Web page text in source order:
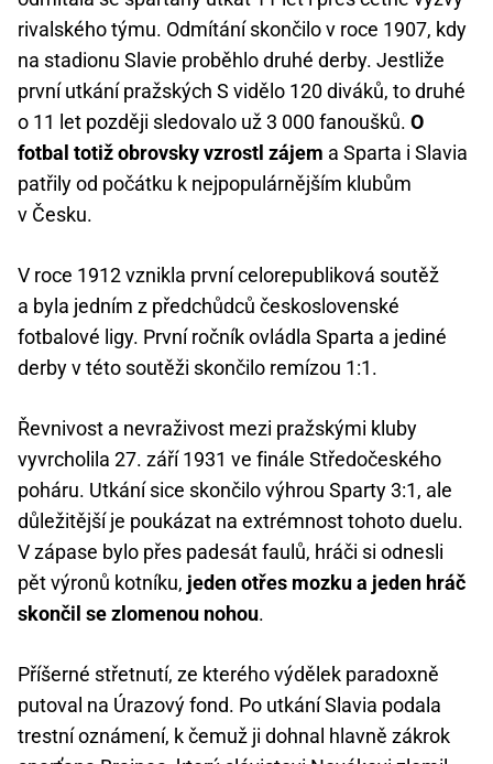
rivalského týmu. Odmítání skončilo v roce 1907, kdy
na stadionu Slavie proběhlo druhé derby. Jestliže
první utkání pražských S vidělo 120 diváků, to druhé
o 11 let později sledovalo už 3 000 fanoušků. O
fotbal totiž obrovsky vzrostl zájem a Sparta i Slavia
patřily od počátku k nejpopulárnějším klubům
v Česku.
V roce 1912 vznikla první celorepubliková soutěž
a byla jedním z předchůdců československé
fotbalové ligy. První ročník ovládla Sparta a jediné
derby v této soutěži skončilo remízou 1:1.
Řevnivost a nevraživost mezi pražskými kluby
vyvrcholila 27. září 1931 ve finále Středočeského
poháru. Utkání sice skončilo výhrou Sparty 3:1, ale
důležitější je poukázat na extrémnost tohoto duelu.
V zápase bylo přes padesát faulů, hráči si odnesli
pět výronů kotníku, jeden otřes mozku a jeden hráč
skončil se zlomenou nohou.
Příšerné střetnutí, ze kterého výdělek paradoxně
putoval na Úrazový fond. Po utkání Slavia podala
trestní oznámení, k čemuž ji dohnal hlavně zákrok